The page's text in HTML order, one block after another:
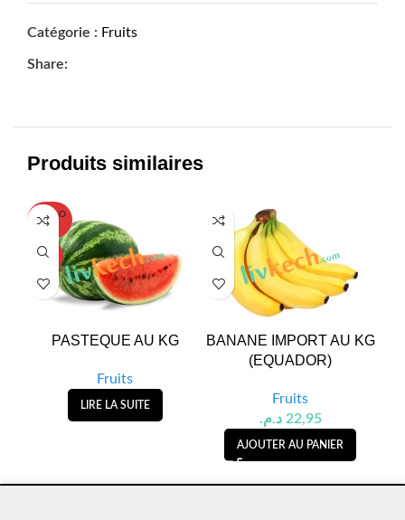
Catégorie : Fruits
Share:
Produits similaires
SOLD O
UT
HOT
PASTEQUE AU KG
Fruits
LIRE LA SUITE
BANANE IMPORT AU KG
(EQUADOR)
Fruits
22,95 د.م.
AJOUTER AU PANIER